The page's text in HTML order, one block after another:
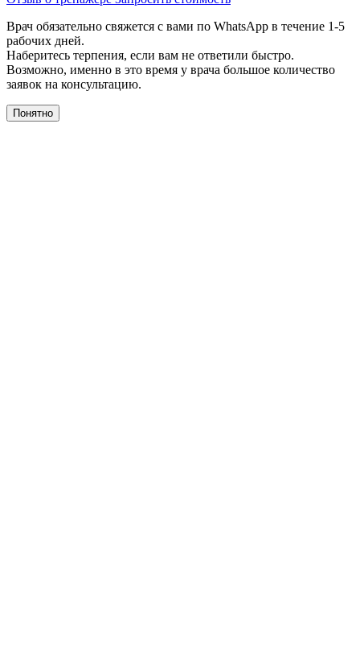
Врач обязательно свяжется с вами по WhatsApp в течение 1-5
рабочих дней.
Наберитесь терпения, если вам не ответили быстро.
Возможно, именно в это время у врача большое количество
заявок на консультацию.
Понятно